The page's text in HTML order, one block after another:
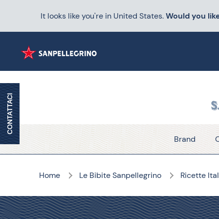
It looks like you're in United States.Would you
Brand
Home Le Bibite Sanpellegrino Ricette
CONTATTACI